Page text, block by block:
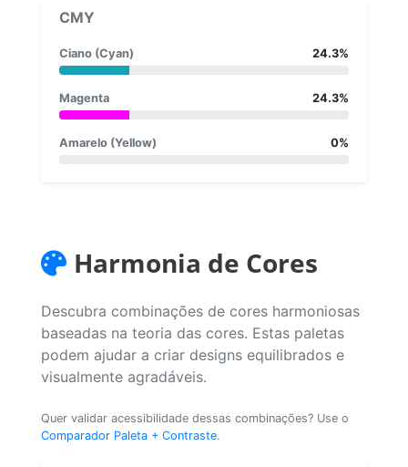
CMY
Ciano (Cyan) 24.3%
Magenta 24.3%
Amarelo (Yellow) 0%
Harmonia de Cores
Descubra combinações de cores harmoniosas
baseadas na teoria das cores. Estas paletas
podem ajudar a criar designs equilibrados e
visualmente agradáveis.
Quer validar acessibilidade dessas combinações? Use o
Comparador Paleta + Contraste.